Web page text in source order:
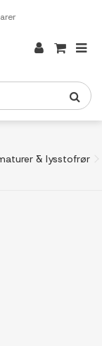
& lysstofrør